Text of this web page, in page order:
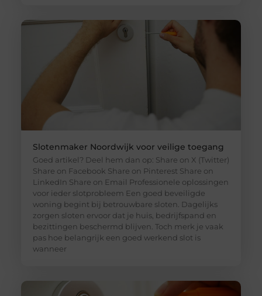
Slotenmaker Noordwijk voor veilige toegang
Goed artikel? Deel hem dan op: Share on X (Twitter)
Share on Facebook Share on Pinterest Share on
LinkedIn Share on Email Professionele oplossingen
voor ieder slotprobleem Een goed beveiligde
woning begint bij betrouwbare sloten. Dagelijks
zorgen sloten ervoor dat je huis, bedrijfspand en
bezittingen beschermd blijven. Toch merk je vaak
pas hoe belangrijk een goed werkend slot is
wanneer